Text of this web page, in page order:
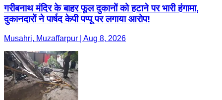
गरीबनाथ मंदिर के बाहर फूल दुकानों को हटाने पर भारी हंगामा,
दुकानदारों ने पार्षद केपी पप्पू पर लगाया आरोप!
Musahri, Muzaffarpur | Aug 8, 2026